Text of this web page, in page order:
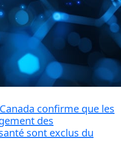
confirme que les
des
sont exclus du